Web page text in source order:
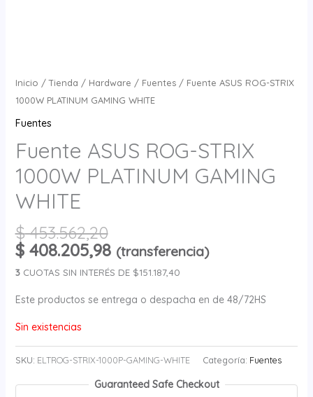
Inicio /Tienda / Hardware / Fuentes/ Fuente ASUS ROG-STRIX
1000W PLATINUM GAMING WHITE
Fuentes
Fuente ASUS ROG-STRIX
1000W PLATINUM GAMING
WHITE
$453.562,20
$408.205,98 (transferencia)
3CUOTAS SIN INTERÉS DE $151.187,40
Este productos se entrega o despacha en de 48/72HS
Sin existencias
SKU: ELTROG-STRIX-1000P-GAMING-WHITE Categoría: Fuentes
Guaranteed Safe Checkout